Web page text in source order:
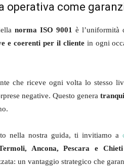
operativa come
norma ISO 9001 è l’uniformità
e coerenti per il clientein ogni
che riceve ogni volta lo stesso
negative. Questo genera
nella nostra guida, ti invitiamo a
Ancona, Pescara e
un vantaggio strategico che